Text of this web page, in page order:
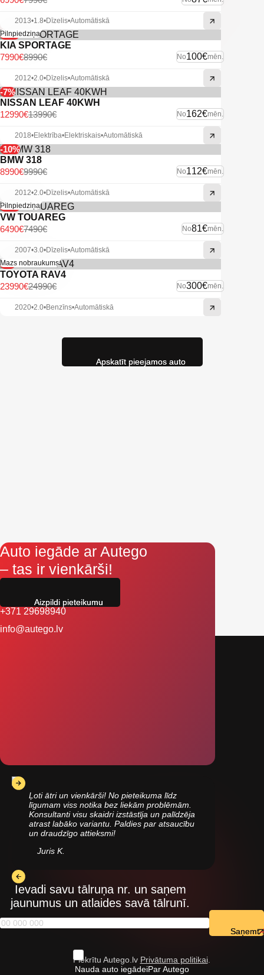
2013•1.8•Dīzelis•Automātiskā
-11%
Pilnpiedziņa
KIA SPORTAGE
No100€mēn.
8990€
7990€
2012•2.0•Dīzelis•Automātiskā
-7%
NISSAN LEAF 40KWH
No162€mēn.
13990€
12990€
2018•Elektrība•Elektriskais•Automātiskā
-10%
BMW 318
No112€mēn.
9990€
8990€
2012•2.0•Dīzelis•Automātiskā
-13%
Pilnpiedziņa
VW TOUAREG
No81€mēn.
7490€
6490€
2007•3.0•Dīzelis•Automātiskā
-4%
Mazs nobraukums
TOYOTA RAV4
No300€mēn.
24990€
23990€
2020•2.0•Benzīns•Automātiskā
Auto iegāde ar Autego
– tas ir vienkārši!
+371 29698940
info@autego.lv
Ļoti ātri un vienkārši! No pieteikuma līdz
līgumam viss notika bez liekām problēmām.
Konsultanti visu skaidri izstāstīja un palīdzēja
atrast labāko variantu. Paldies par atsaucību
un draudzīgo attieksmi!
Juris K.
Ievadi savu tālruņa nr. un saņem
jaunumus un atlaides savā tālrunī.
Piekrītu Autego.lv Privātuma politikai.
Nauda auto iegādeiPar Autego